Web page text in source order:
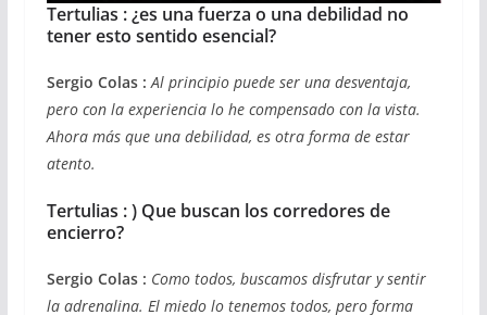
Tertulias : ¿es una fuerza o una debilidad no
tener esto sentido esencial?
Sergio Colas : Al principio puede ser una desventaja,
pero con la experiencia lo he compensado con la vista.
Ahora más que una debilidad, es otra forma de estar
atento.
Tertulias : ) Que buscan los corredores de
encierro?
Sergio Colas : Como todos, buscamos disfrutar y sentir
la adrenalina. El miedo lo tenemos todos, pero forma